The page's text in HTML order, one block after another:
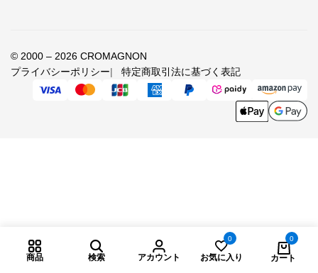
6mm 鹿革紐幅3mm ループ最大内周70cm
サイズ フリーサイズ
歳月を積み重ねていくほどに深
み増す赤
© 2000 – 2026 CROMAGNON
プライバシーポリシー
特定商取引法に基づく表記
商品 検索 アカウント
0
お気に入り
0
カート